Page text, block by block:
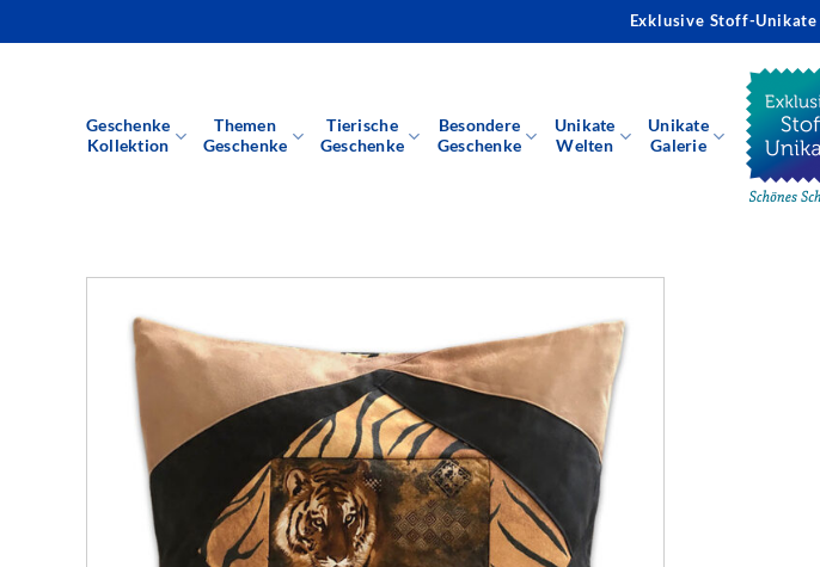
Inhalt
Exklusive Stoff-Unikate
Geschenke
Kollektion
Themen
Geschenke
Tierische
Geschenke
Besondere
Geschenke
Unikate
Welten
Unikate
Galerie